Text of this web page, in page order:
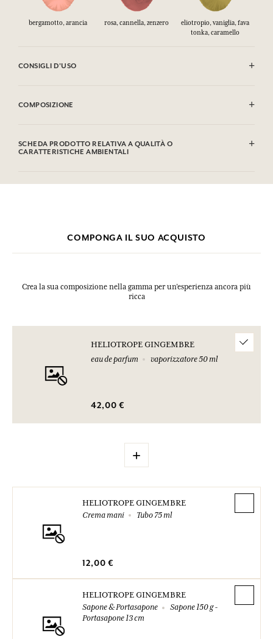
bergamotto, arancia rosa, cannella, zenzero
eliotropio, vaniglia, fava
tonka, caramello
CONSIGLI D'USO
COMPOSIZIONE
Coumarin, Limonene, Linalool, Eugenol, Citronellol, Cinnamal,
Geraniol, Citral. Questa lista può essere oggetto di modifiche, si prega
SCHEDA PRODOTTO RELATIVA A QUALITÀ O
CARATTERISTICHE AMBIENTALI
Si prega di consultare le qualità o le caratteristiche ambientali
COMPONGA IL SUO ACQUISTO
Crea la sua composizione nella gamma per un’esperienza ancora più
ricca
HELIOTROPE GINGEMBRE
eau de parfum
vaporizzatore 50 ml
42,00 €
+
HELIOTROPE GINGEMBRE
Crema mani
Tubo 75 ml
12,00 €
HELIOTROPE GINGEMBRE
Sapone & Portasapone
Sapone 150 g -
Portasapone 13 cm